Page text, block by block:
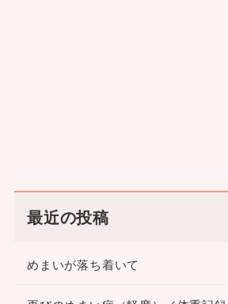
最近の投稿
めまいが落ち着いて